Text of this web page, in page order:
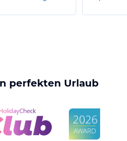
perfekten Urlaub